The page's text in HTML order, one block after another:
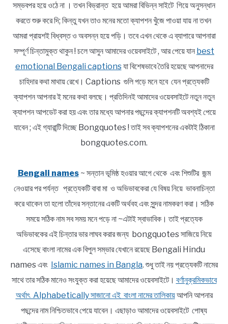
সম্ভবপর হয়ে ওঠে না । তখন বিভ্রান্ত হয়ে আমরা বিভিন্ন সাইটে গিয়ে অনুসন্ধান
করতে শুরু করে দি; কিন্তু যখন তাও মনের মতো ক্যাপশন খুঁজে পাওয়া যায় না তখন
আমরা প্রায়শই বিধ্বস্ত ও অবসন্ন হয়ে পড়ি। তবে এখন থেকে এ ব্যাপারে আপনারা
সম্পূর্ণ চিন্তামুক্ত থাকুন ! চলে আসুন আমাদের ওয়েবসাইটে , আর পেয়ে যান best
emotional Bengali captionsযা বিশেষভাবে তৈরি হয়েছে আপনাদের
চাহিদার কথা মাথায় রেখে। Captions গুলি পড়ে মনে হবে যেন প্রত্যেকটি
ক্যাপশন আপনার ই মনের কথা বলছে। প্রতিদিনই আমাদের ওয়েবসাইটে নতুন নতুন
ক্যাপশন আপডেট করা হয় এবং তার মধ্যে আপনার পছন্দের ক্যাপশনটি অবশ্যই পেয়ে
যাবেন ; এই গ্যারান্টি দিচ্ছে Bongquotes ! তাই সব ক্যাপশনের একটাই ঠিকানা
bongquotes.com.
Bengali names~ সন্তান ভূমিষ্ঠ হওয়ার আগে থেকে এবং শিশুটির জন্ম
নেওয়ার পর পর্যন্ত প্রত্যেকটি বাবা মা ও অভিভাবকেরা যে বিষয় নিয়ে ভাবনাচিন্তা
করে থাকেন তা হলো তাঁদের সন্তানের একটি অর্থবহ এবং সুন্দর নামকরণ করা। সঠিক
সময়ে সঠিক নাম সব সময় মনে পড়ে না ~এটাই স্বাভাবিক। তাই প্রত্যেক
অভিভাবকের এই চিন্তার ভার লাঘব করার জন্য bongquotes সাজিয়ে নিয়ে
এসেছে বাংলা নামের এক বিপুল সম্ভার যেখানে রয়েছে Bengali Hindu
names এবং Islamic names in Bangla. শুধু তাই নয় প্রত্যেকটি নামের
সাথে তার সঠিক মানেও সংযুক্ত করা হয়েছে আমাদের ওয়েবসাইটে। বর্ণানুক্রমিকভাবে
অর্থাৎ Alphabetically সাজানো এই বাংলা নামের তালিকায়আপনি আপনার
পছন্দের নাম নিশ্চিতভাবে পেয়ে যাবেন। এছাড়াও আমাদের ওয়েবসাইটে পোষ্য